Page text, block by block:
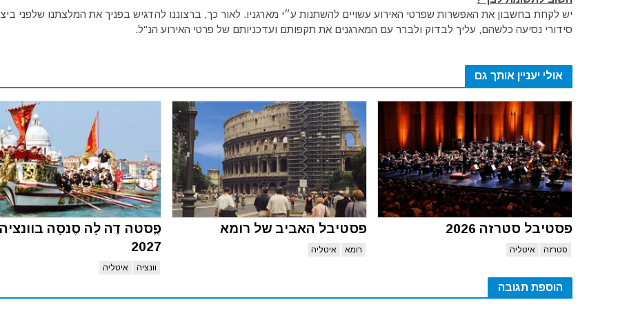
יש לקחת בחשבון את האפשרות שפרטי האירוע עשויים להשתנות ע״י מארגניו. לאור כך, ברצוננו להדגיש בפניך את המלצתנו שלפני
סידורי נסיעה כלשהם, עליך לבדוק ולברר עם המארגנים את תקפותם ועדכניותם של פרטי האירוע הנ"ל.
אולי יעניין אותך גם
פסטיבל סטרזה 2026
סטרזה איטליה
פסטיבל האביב של רומא
רומא איטליה
פֶֶסטה דֶה לָה סֶנסָה
2027
וונציה איטליה
הוספת תגובה